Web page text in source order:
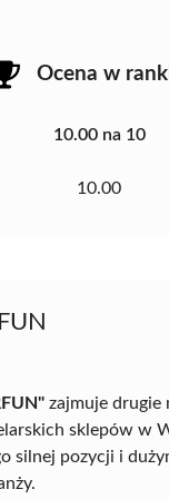
Ocena w
10.00 na 10
10.00
zajmuje drugie
sklepów w
silnej pozycji i